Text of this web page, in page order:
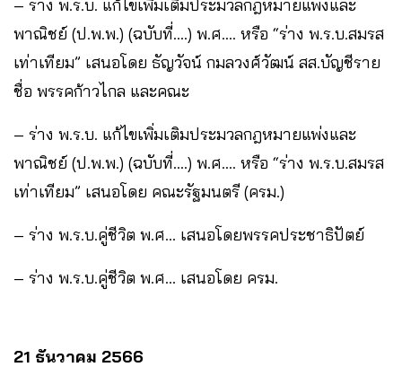
– ร่าง พ.ร.บ. แก้ไขเพิ่มเติมประมวลกฎหมายแพ่งและ
พาณิชย์ (ป.พ.พ.) (ฉบับที่….) พ.ศ…. หรือ “ร่าง พ.ร.บ.สมรส
เท่าเทียม” เสนอโดย ธัญวัจน์ กมลวงศ์วัฒน์ สส.บัญชีราย
ชื่อ พรรคก้าวไกล และคณะ
– ร่าง พ.ร.บ. แก้ไขเพิ่มเติมประมวลกฎหมายแพ่งและ
พาณิชย์ (ป.พ.พ.) (ฉบับที่….) พ.ศ…. หรือ “ร่าง พ.ร.บ.สมรส
เท่าเทียม” เสนอโดย คณะรัฐมนตรี (ครม.)
– ร่าง พ.ร.บ.คู่ชีวิต พ.ศ… เสนอโดยพรรคประชาธิปัตย์
– ร่าง พ.ร.บ.คู่ชีวิต พ.ศ… เสนอโดย ครม.
21 ธันวาคม 2566